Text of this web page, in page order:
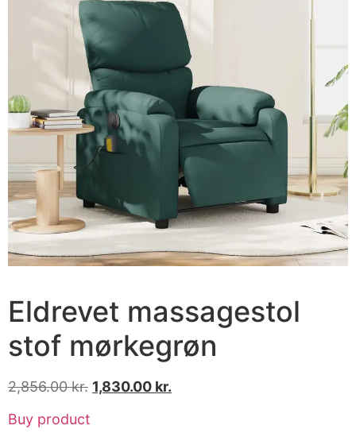
Eldrevet massagestol
stof mørkegrøn
2,856.00kr. 1,830.00 kr.
Buy product